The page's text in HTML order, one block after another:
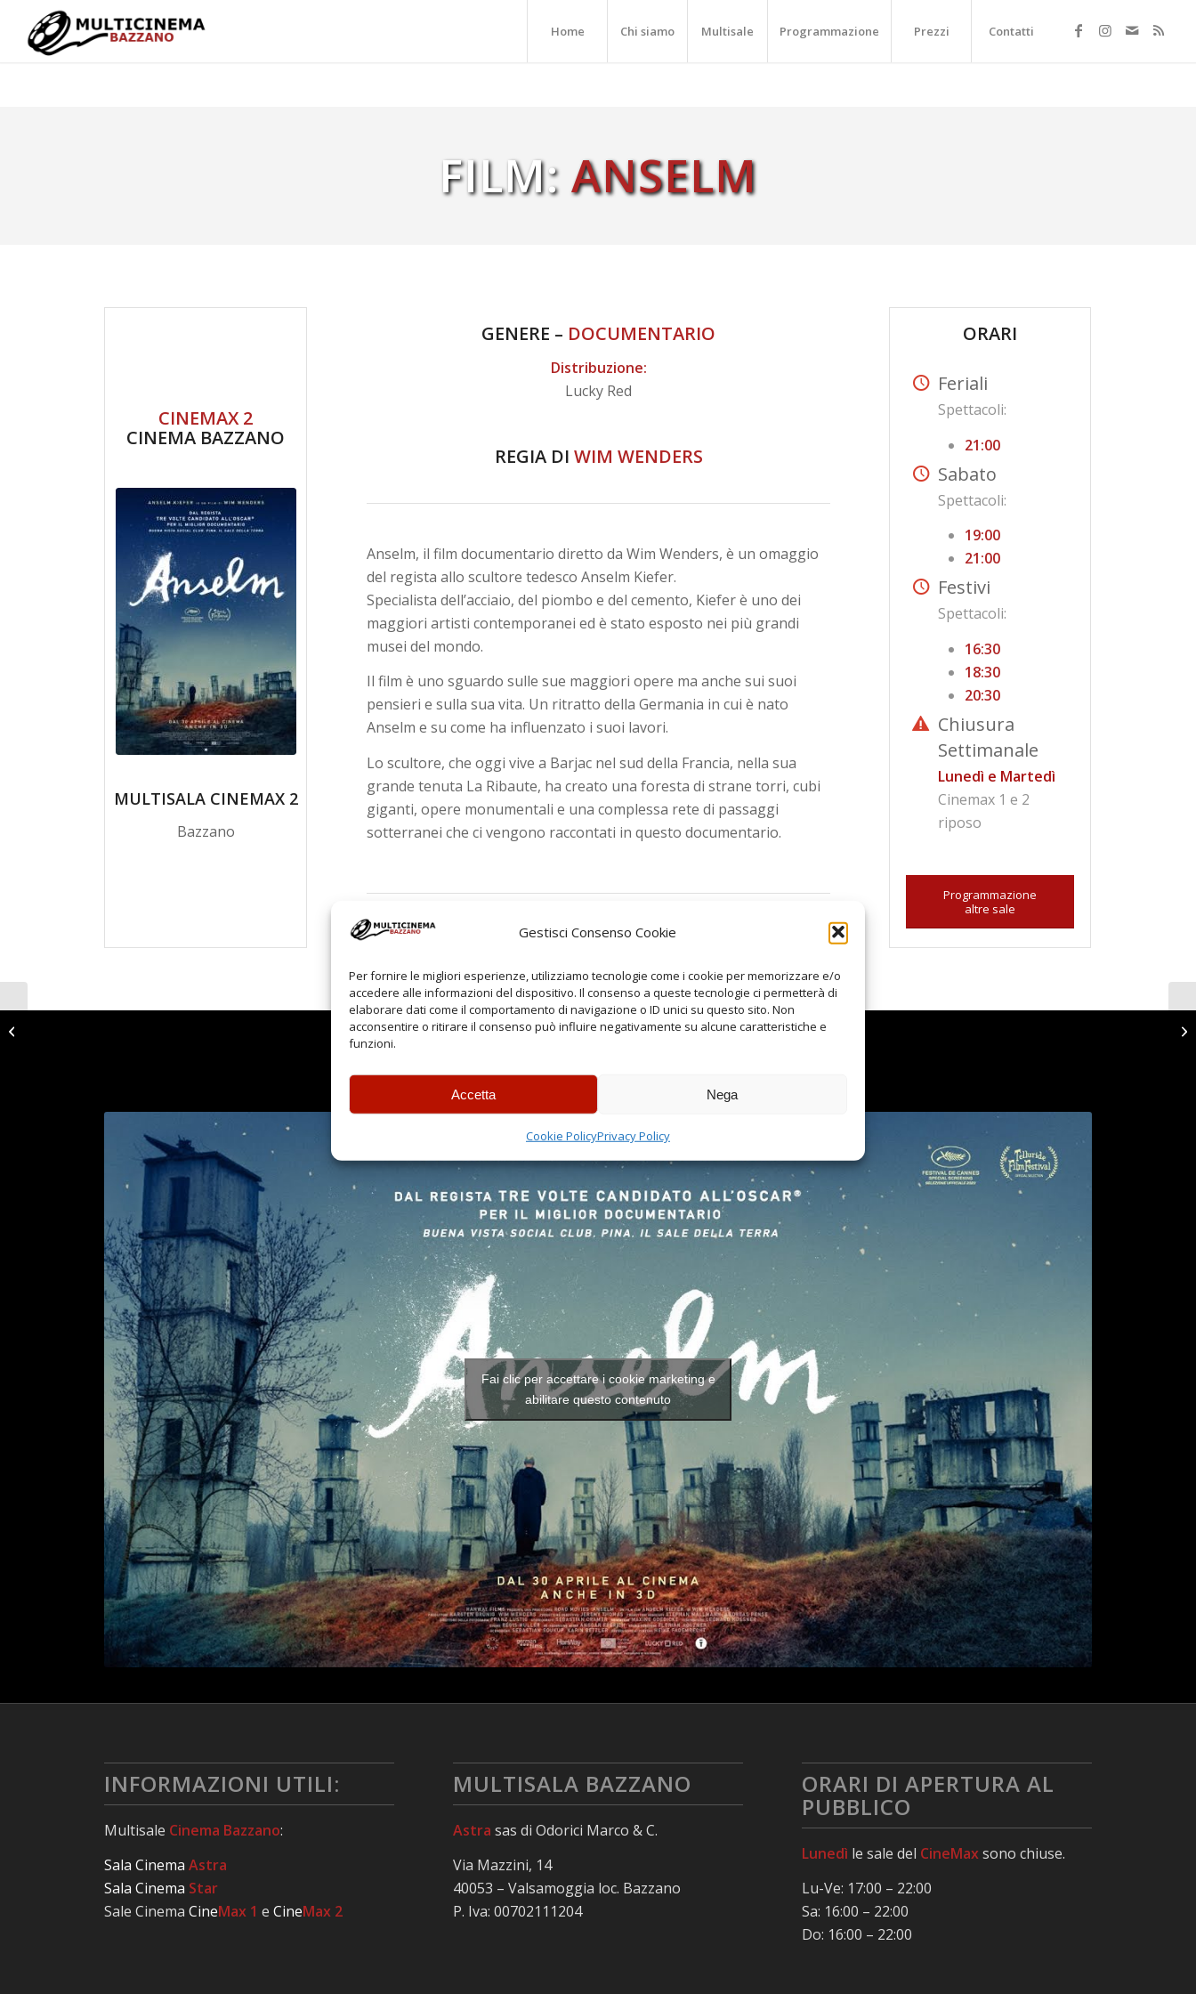
Gestisci Consenso Cookie
Per fornire le migliori esperienze, utilizziamo tecnologie come i cookie per memorizzare e/o
accedere alle informazioni del dispositivo. Il consenso a queste tecnologie ci permetterà di
elaborare dati come il comportamento di navigazione o ID unici su questo sito. Non
acconsentire o ritirare il consenso può influire negativamente su alcune caratteristiche e
funzioni.
Accetta Nega
Cookie PolicyPrivacy Policy
Home Chi siamo Multisale Programmazione Prezzi Contatti
FILM: ANSELM
CINEMAX 2
CINEMA BAZZANO
MULTISALA CINEMAX 2
Bazzano
GENERE – DOCUMENTARIO
Distribuzione:
Lucky Red
REGIA DI WIM WENDERS
Anselm, il film documentario diretto da Wim Wenders, è un omaggio
del regista allo scultore tedesco Anselm Kiefer.
Specialista dell’acciaio, del piombo e del cemento, Kiefer è uno dei
maggiori artisti contemporanei ed è stato esposto nei più grandi
musei del mondo.
Il film è uno sguardo sulle sue maggiori opere ma anche sui suoi
pensieri e sulla sua vita. Un ritratto della Germania in cui è nato
Anselm e su come ha influenzato i suoi lavori.
Lo scultore, che oggi vive a Barjac nel sud della Francia, nella sua
grande tenuta La Ribaute, ha creato una foresta di strane torri, cubi
giganti, opere monumentali e una complessa rete di passaggi
sotterranei che ci vengono raccontati in questo documentario.
ORARI
Feriali
Spettacoli:
21:00
Sabato
Spettacoli:
19:00
21:00
Festivi
Spettacoli:
16:30
18:30
20:30
Chiusura
Settimanale
Lunedì e Martedì
Cinemax 1 e 2
riposo
Programmazione
altre sale
TRAILERFILM
Fai clic per accettare i cookie marketing e
abilitare questo contenuto
INFORMAZIONI UTILI:
Multisale Cinema Bazzano:
Sala CinemaAstra
Sala Cinema Star
Sale CinemaCineMax 1 eCineMax 2
MULTISALA BAZZANO
Astra sas di Odorici Marco & C.
Via Mazzini, 14
40053 – Valsamoggia loc. Bazzano
P. Iva: 00702111204
ORARI DI APERTURA AL
PUBBLICO
Lunedì le sale del CineMaxsono chiuse.
Lu-Ve: 17:00 – 22:00
Sa: 16:00 – 22:00
Do: 16:00 – 22:00